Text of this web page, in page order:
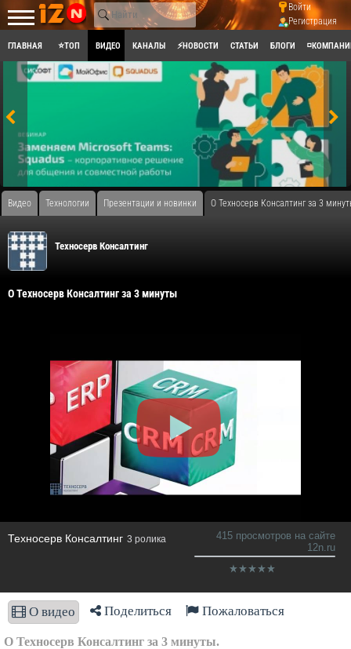
Войти
Регистрация
ГЛАВНАЯ ⭐ТОП ВИДЕО КАНАЛЫ ⚡НОВОСТИ СТАТЬИ БЛОГИ
Видео Технологии Презентации и новинки О Техносерв Консалтинг за 3
Техносерв Консалтинг
О Техносерв Консалтинг за 3 минуты
Техносерв Консалтинг 3 ролика
415 просмотров на сайте
12n.ru
О видео Поделиться Пожаловаться
О Техносерв Консалтинг за 3 минуты.